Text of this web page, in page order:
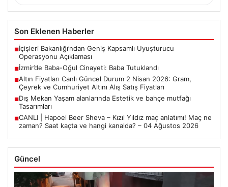
Son Eklenen Haberler
■İçişleri Bakanlığı’ndan Geniş Kapsamlı Uyuşturucu
Operasyonu Açıklaması
■İzmir’de Baba-Oğul Cinayeti: Baba Tutuklandı
■Altın Fiyatları Canlı Güncel Durum 2 Nisan 2026: Gram,
Çeyrek ve Cumhuriyet Altını Alış Satış Fiyatları
■Dış Mekan Yaşam alanlarında Estetik ve bahçe mutfağı
Tasarımları
■CANLI | Hapoel Beer Sheva – Kızıl Yıldız maç anlatımı! Maç ne
zaman? Saat kaçta ve hangi kanalda? – 04 Ağustos 2026
Güncel